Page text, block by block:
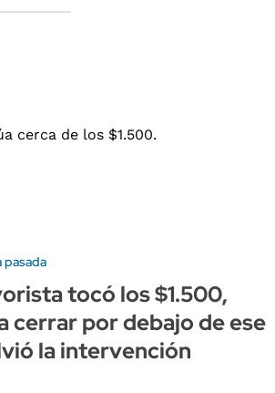
pasada
tocó los $1.500,
cerrar por debajo de ese
la intervención